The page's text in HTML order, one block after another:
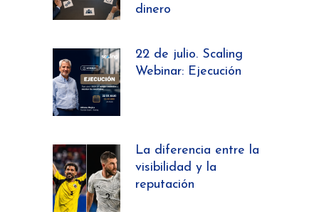
dinero
22 de julio. Scaling
Webinar: Ejecución
La diferencia entre la
visibilidad y la
reputación